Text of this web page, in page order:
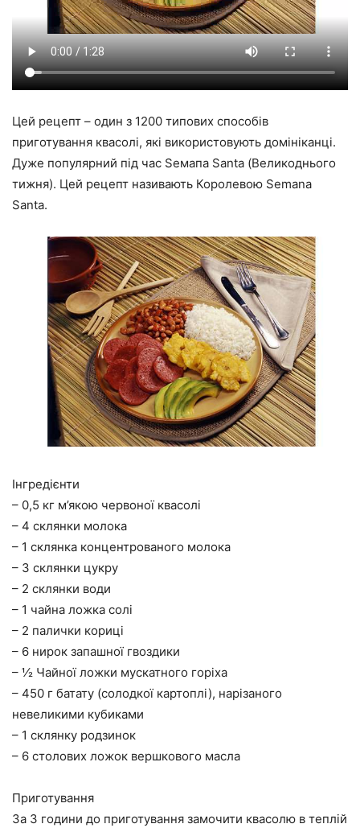
Цей рецепт – один з 1200 типових способів
приготування квасолі, які використовують домініканці.
Дуже популярний під час Ѕемапа Santa (Великоднього
тижня). Цей рецепт називають Королевою Semana
Santa.
Інгредієнти
– 0,5 кг м’якою червоної квасолі
– 4 склянки молока
– 1 склянка концентрованого молока
– 3 склянки цукру
– 2 склянки води
– 1 чайна ложка солі
– 2 палички кориці
– 6 нирок запашної гвоздики
– ½ Чайної ложки мускатного горіха
– 450 г батату (солодкої картоплі), нарізаного
невеликими кубиками
– 1 склянку родзинок
– 6 столових ложок вершкового масла
Приготування
За 3 години до приготування замочити квасолю в теплій